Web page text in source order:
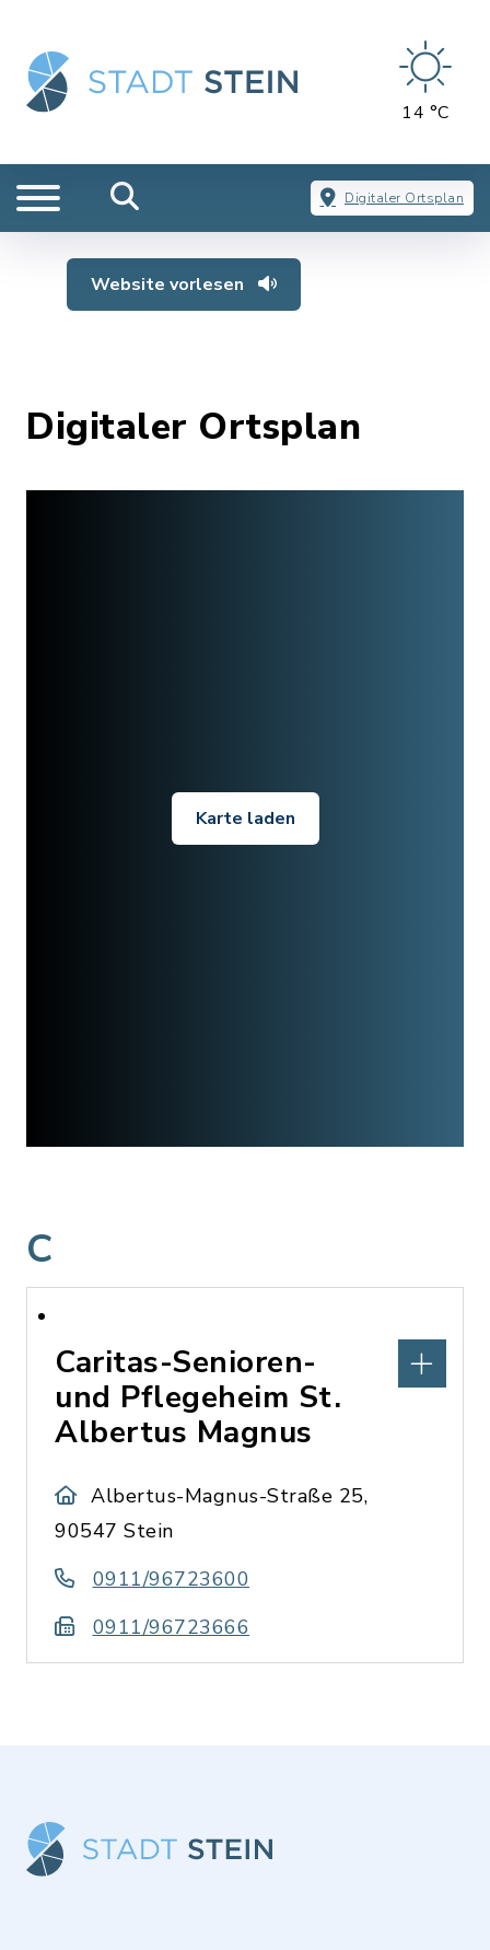
14 °C
Digitaler Ortsplan
Website vorlesen
Digitaler Ortsplan
Karte laden
C
Caritas-Senioren-
und Pflegeheim St.
Albertus Magnus
Albertus-Magnus-Straße 25,
90547 Stein
0911/96723600
0911/96723666